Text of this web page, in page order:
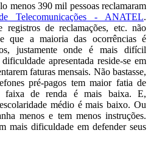
menos 390 mil pessoas reclamaram
Telecomunicações - ANATEL.
registros de reclamações, etc. não
que a maioria das ocorrências é
justamente onde é mais difícil
apresentada reside-se em
faturas mensais. Não bastasse,
pré-pagos tem maior fatia de
faixa de renda é mais baixa. E,
médio é mais baixo. Ou
menos e tem menos instruções.
mais dificuldade em defender seus